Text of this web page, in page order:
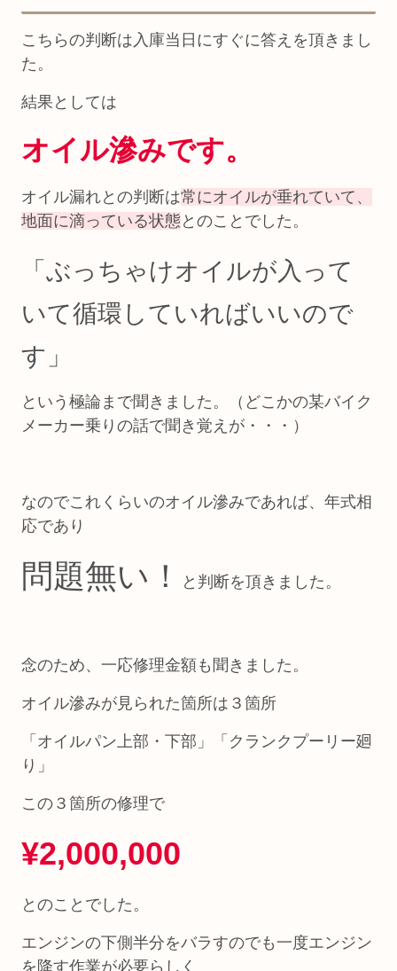
こちらの判断は入庫当日にすぐに答えを頂きまし
た。
結果としては
オイル滲みです。
オイル漏れとの判断は常にオイルが垂れていて、
地面に滴っている状態 とのことでした。
「ぶっちゃけオイルが入って
いて循環していればいいので
す」
という極論まで聞きました。（どこかの某バイク
メーカー乗りの話で聞き覚えが・・・）
なのでこれくらいのオイル滲みであれば、年式相
応であり
問題無い！ と判断を頂きました。
念のため、一応修理金額も聞きました。
オイル滲みが見られた箇所は３箇所
「オイルパン上部・下部」「クランクプーリー廻
り」
この３箇所の修理で
¥2,000,000
とのことでした。
エンジンの下側半分をバラすのでも一度エンジン
を降す作業が必要らしく